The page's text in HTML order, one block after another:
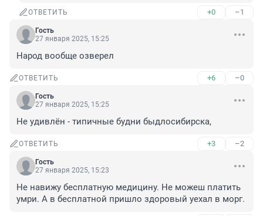
ОТВЕТИТЬ +0 –1
Гость
27 января 2025, 15:25
Народ вообще озверел
ОТВЕТИТЬ +6 –0
Гость
27 января 2025, 15:25
Не удивлён - типичные будни быдлосибирска,
ОТВЕТИТЬ +3 –2
Гость
27 января 2025, 15:23
Не навижу бесплатную медицину. Не можеш платить
умри. А в бесплатной пришло здоровый уехал в морг.